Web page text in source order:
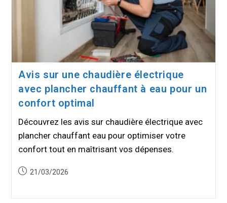
Avis sur une chaudière électrique
avec plancher chauffant à eau pour un
confort optimal
Découvrez les avis sur chaudière électrique avec
plancher chauffant eau pour optimiser votre
confort tout en maîtrisant vos dépenses.
Publication
21/03/2026